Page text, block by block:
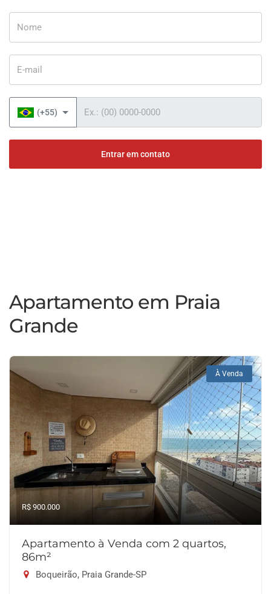
(+55)
Entrar em contato
Apartamento em Praia
Grande
À Venda
R$ 900.000
Apartamento à Venda com 2 quartos,
86m²
Boqueirão, Praia Grande-SP